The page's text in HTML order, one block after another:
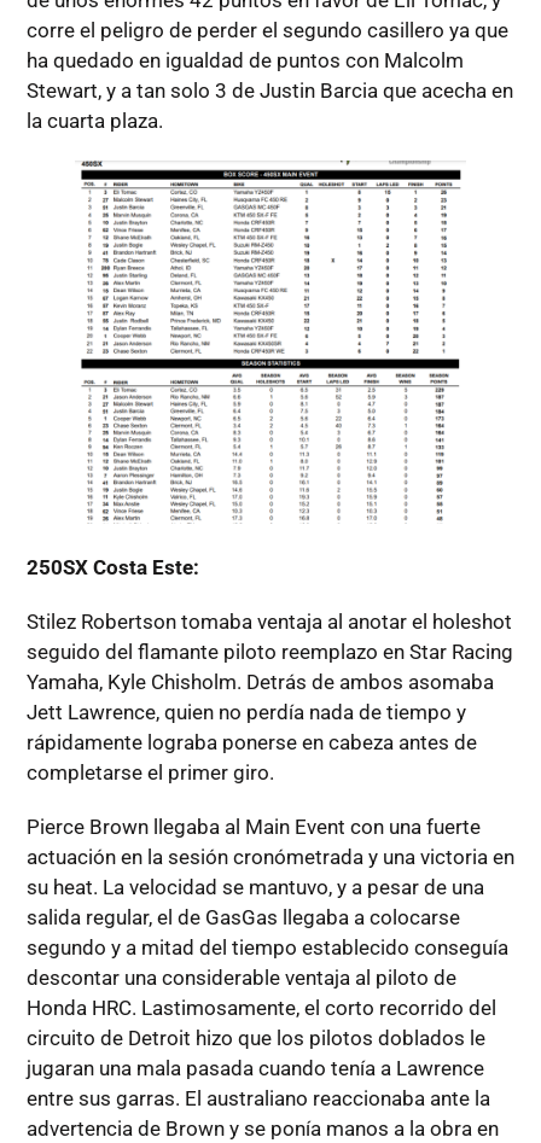
corre el peligro de perder el segundo casillero ya que
ha quedado en igualdad de puntos con Malcolm
Stewart, y a tan solo 3 de Justin Barcia que acecha en
la cuarta plaza.
250SX Costa Este:
Stilez Robertson tomaba ventaja al anotar el holeshot
seguido del flamante piloto reemplazo en Star Racing
Yamaha, Kyle Chisholm. Detrás de ambos asomaba
Jett Lawrence, quien no perdía nada de tiempo y
rápidamente lograba ponerse en cabeza antes de
completarse el primer giro.
Pierce Brown llegaba al Main Event con una fuerte
actuación en la sesión cronómetrada y una victoria en
su heat. La velocidad se mantuvo, y a pesar de una
salida regular, el de GasGas llegaba a colocarse
segundo y a mitad del tiempo establecido conseguía
descontar una considerable ventaja al piloto de
Honda HRC. Lastimosamente, el corto recorrido del
circuito de Detroit hizo que los pilotos doblados le
jugaran una mala pasada cuando tenía a Lawrence
entre sus garras. El australiano reaccionaba ante la
advertencia de Brown y se ponía manos a la obra en